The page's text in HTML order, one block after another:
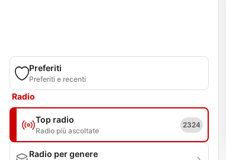
Preferiti
Preferiti e recenti
Radio
Top radio
Radio più ascoltate
2324
Radio per genere